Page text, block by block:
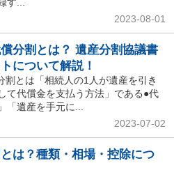
2023-08-01
分割とは？ 遺産分割協議書
について解説！
割とは「相続人の1人が遺産を引き
て代償金を支払う方法」である●代
「遺産を手元に...
2023-07-02
は？種類・相場・控除につ